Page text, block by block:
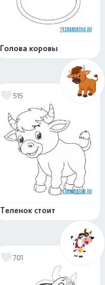
Голова коровы
515
Теленок стоит
701